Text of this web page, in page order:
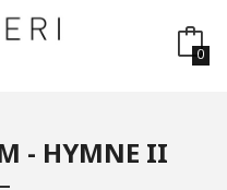
0
- HYMNE II